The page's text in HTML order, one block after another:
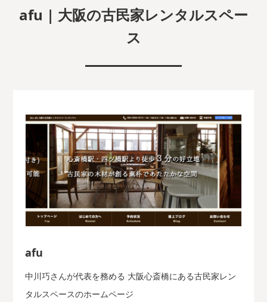
afu | 大阪の古民家レンタルスペー
ス
afu
中川巧さんが代表を務める 大阪心斎橋にある古民家レン
タルスペースのホームページ